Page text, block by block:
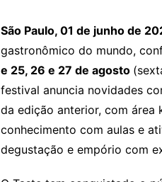
São Paulo, 01 de junho de
gastronômico do mundo,
e 25, 26 e 27 de agosto
festival anuncia novidades
da edição anterior, com área
conhecimento com aulas e
degustação e empório com